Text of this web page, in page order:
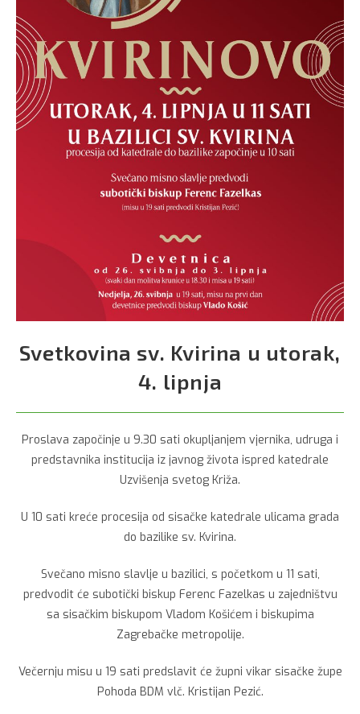
Svetkovina sv. Kvirina u utorak,
4. lipnja
Proslava započinje u 9.30 sati okupljanjem vjernika, udruga i
predstavnika institucija iz javnog života ispred katedrale
Uzvišenja svetog Križa.
U 10 sati kreće procesija od sisačke katedrale ulicama grada
do bazilike sv. Kvirina.
Svečano misno slavlje u bazilici, s početkom u 11 sati,
predvodit će subotički biskup Ferenc Fazelkas u zajedništvu
sa sisačkim biskupom Vladom Košićem i biskupima
Zagrebačke metropolije.
Večernju misu u 19 sati predslavit će župni vikar sisačke župe
Pohoda BDM vlč. Kristijan Pezić.